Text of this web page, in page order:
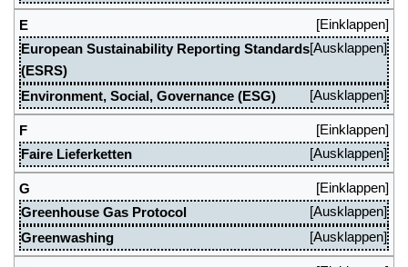
E
European Sustainability Reporting Standards
(ESRS)
Environment, Social, Governance (ESG)
F
Faire Lieferketten
G
Greenhouse Gas Protocol
Greenwashing